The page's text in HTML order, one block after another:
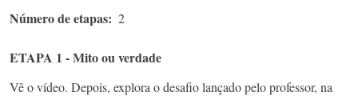
Número de etapas 2
ETAPA 1 - Mito ou verdade
Vê o vídeo. Depois, explora o desafio lançado pelo professor, na